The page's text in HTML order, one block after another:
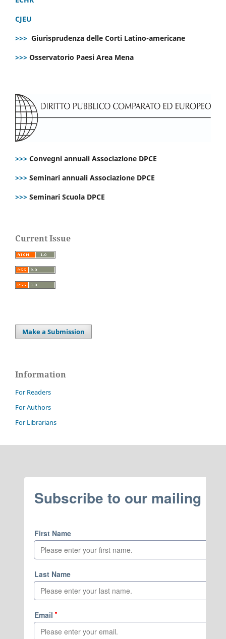
CJEU
>>> Giurisprudenza delle Corti Latino-americane
>>> Osservatorio Paesi Area Mena
>>> Convegni annuali Associazione DPCE
>>> Seminari annuali Associazione DPCE
>>> Seminari Scuola DPCE
Current Issue
Make a Submission
Information
For Readers
For Authors
For Librarians